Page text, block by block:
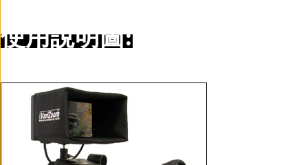
使用說明圖: